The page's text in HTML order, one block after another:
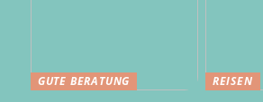
GUTE BERATUNG
REISEN